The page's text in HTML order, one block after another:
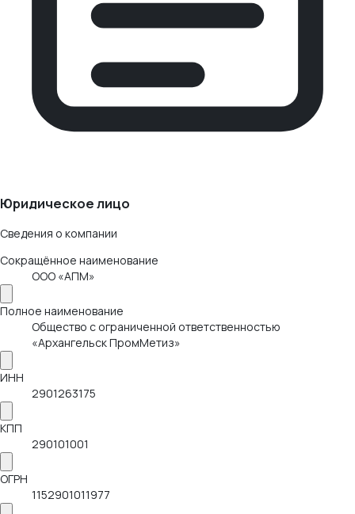
Юридическое лицо
Сведения о компании
Сокращённое наименование
ООО «АПМ»
Полное наименование
Общество с ограниченной ответственностью
«Архангельск ПромМетиз»
ИНН
2901263175
КПП
290101001
ОГРН
1152901011977